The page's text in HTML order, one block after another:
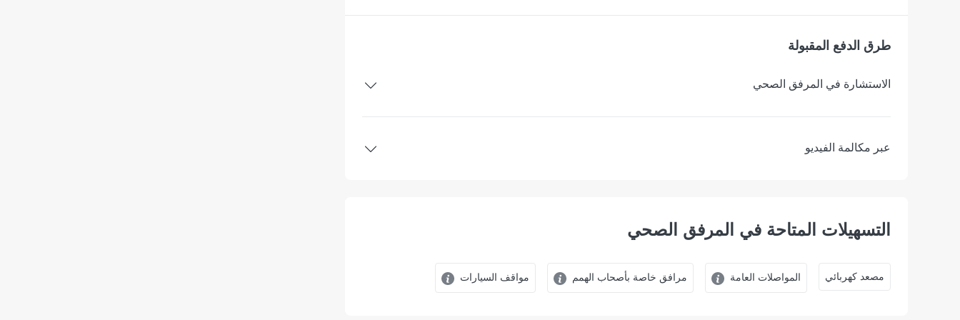
طرق الدفع المقبولة
الاستشارة في المرفق الصحي
عبر مكالمة الفيديو
التسهيلات المتاحة في المرفق الصحي
ﻣﺼﻌﺪ ﻛﻬﺮﺑﺎﺋﻲ المواصلات العامة مرافق خاصة بأصحاب الهمم مواقف السيارات